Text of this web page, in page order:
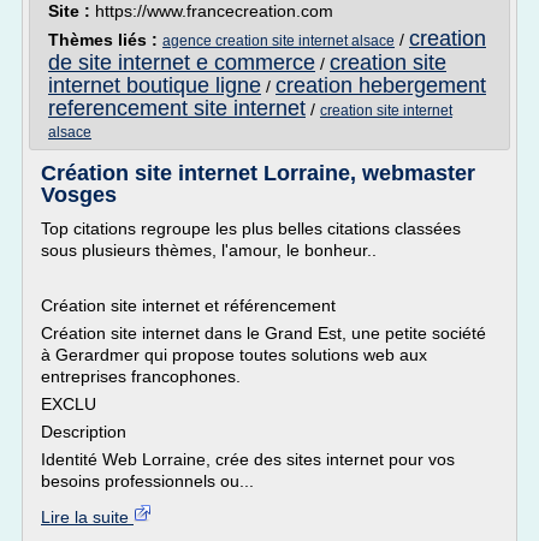
Site : https://www.francecreation.com
Thèmes liés : agence creation site internet alsace / creation
de site internet e commerce / creation site
internet boutique ligne / creation hebergement
referencement site internet / creation site internet
alsace
Création site internet Lorraine, webmaster
Vosges
Top citations regroupe les plus belles citations classées
sous plusieurs thèmes, l'amour, le bonheur..
Création site internet et référencement
Création site internet dans le Grand Est, une petite société
à Gerardmer qui propose toutes solutions web aux
entreprises francophones.
EXCLU
Description
Identité Web Lorraine, crée des sites internet pour vos
besoins professionnels ou...
Lire la suite